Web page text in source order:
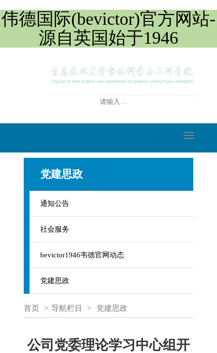
伟德国际(bevictor)官方网站-
源自英国始于1946
切
换
党建思政
通知公告
社会服务
bevictor1946韦德官网动态
党建思政
首页 > 导航栏目 > 党建思政
公司党委理论学习中心组开